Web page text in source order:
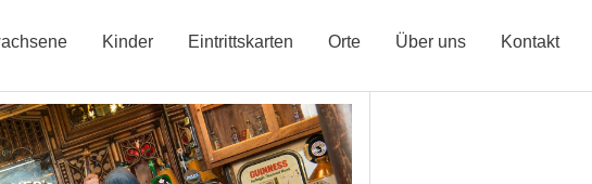
Kinder Eintrittskarten Orte Über uns Kontakt